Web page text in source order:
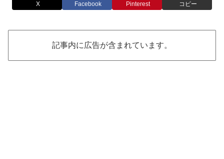
X Facebook Pinterest コピー
記事内に広告が含まれています。